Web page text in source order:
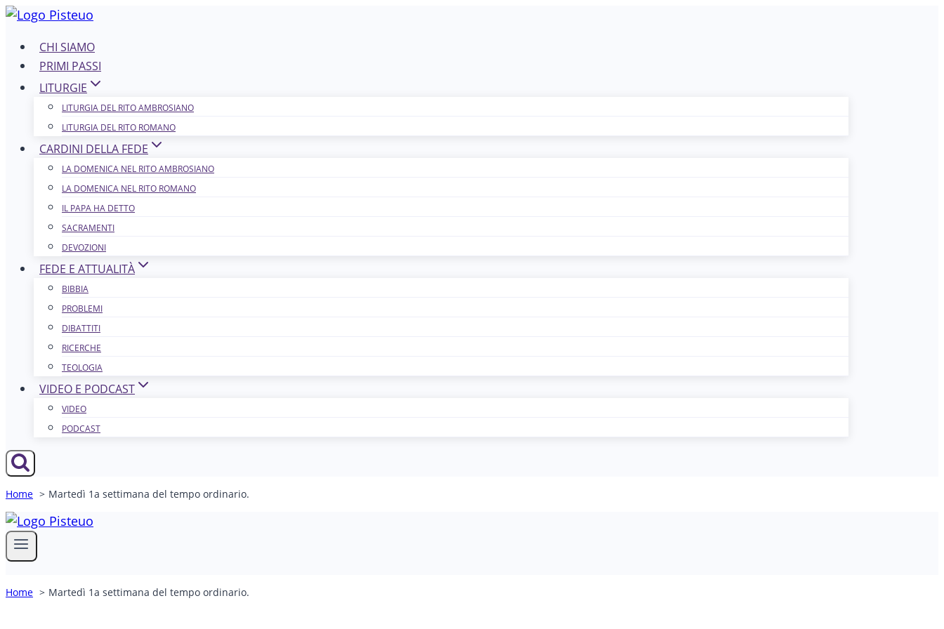
Salta
contenutoCHI SIAMO
PRIMI PASSI
LITURGIE
LITURGIA DEL RITO AMBROSIANO
LITURGIA DEL RITO ROMANO
CARDINI DELLA FEDE
LA DOMENICA NEL R​​​​​​ITO AMBROSIANO
LA DOMENICA NEL RITO ROMANO
IL PAPA HA DETTO
SACRAMENTI
DEVOZIONI
FEDE E ATTUALITÀ
BIBBIA
PROBLEMI
DIBATTITI
RICERCHE
TEOLOGIA
VIDEO E PODCAST
VIDEO
PODCAST
Home Martedì 1a settimana del tempo ordinario.
Home Martedì 1a settimana del tempo ordinario.